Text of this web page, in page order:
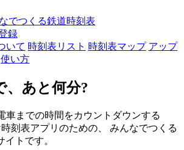
でつくる鉄道時刻表
録
いて 時刻表リスト 時刻表マップ アップ
使い方
、あと何分?
車までの時間をカウントダウンする
時刻表アプリのための、 みんなでつくる
トです。